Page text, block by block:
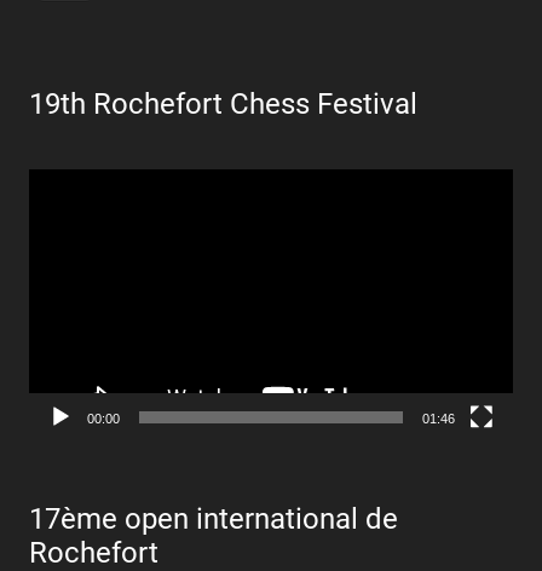
19th Rochefort Chess Festival
00:00 01:46
17ème open international de
Rochefort